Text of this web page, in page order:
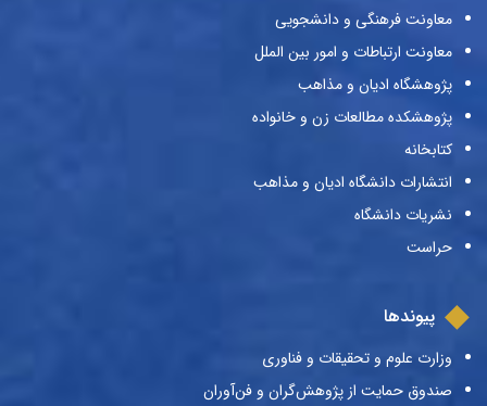
معاونت فرهنگی و دانشجویی
معاونت ارتباطات و امور بین الملل
پژوهشگاه ادیان و مذاهب
پژوهشکده مطالعات زن و خانواده
کتابخانه
انتشارات دانشگاه ادیان و مذاهب
نشریات دانشگاه
حراست
پیوندها
وزارت علوم و تحقیقات و فناوری
صندوق حمایت از پژوهش‌گران و فن‌آوران